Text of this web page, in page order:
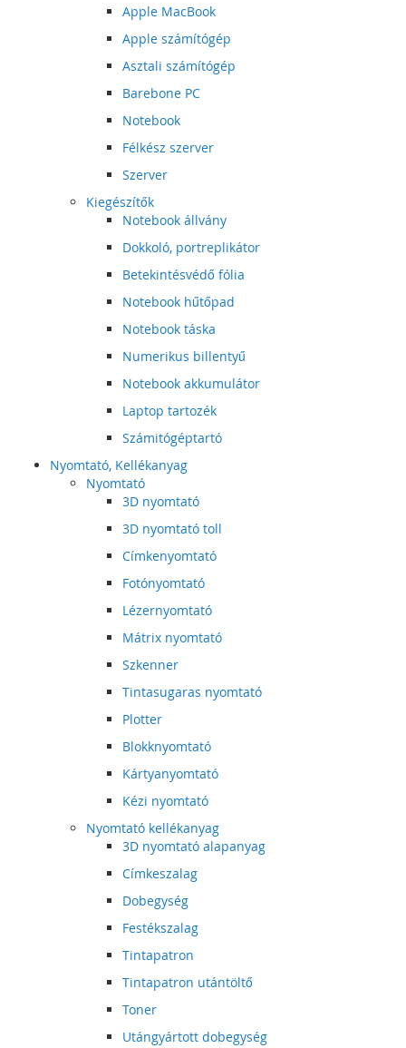
Apple MacBook
Apple számítógép
Asztali számítógép
Barebone PC
Notebook
Félkész szerver
Szerver
Kiegészítők
Notebook állvány
Dokkoló, portreplikátor
Betekintésvédő fólia
Notebook hűtőpad
Notebook táska
Numerikus billentyű
Notebook akkumulátor
Laptop tartozék
Számitógéptartó
Nyomtató, Kellékanyag
Nyomtató
3D nyomtató
3D nyomtató toll
Címkenyomtató
Fotónyomtató
Lézernyomtató
Mátrix nyomtató
Szkenner
Tintasugaras nyomtató
Plotter
Blokknyomtató
Kártyanyomtató
Kézi nyomtató
Nyomtató kellékanyag
3D nyomtató alapanyag
Címkeszalag
Dobegység
Festékszalag
Tintapatron
Tintapatron utántöltő
Toner
Utángyártott dobegység